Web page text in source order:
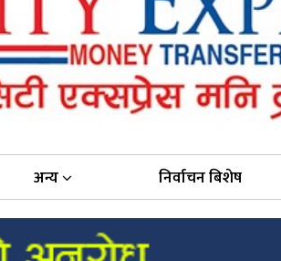
अन्य निर्वाचन बिशेष